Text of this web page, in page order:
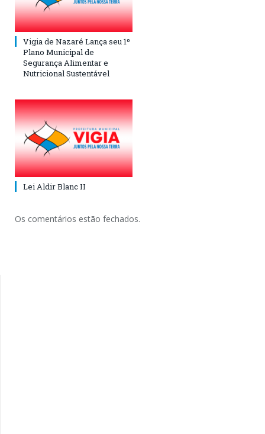
Vigia de Nazaré Lança seu 1º
Plano Municipal de
Segurança Alimentar e
Nutricional Sustentável
Lei Aldir Blanc II
Os comentários estão fechados.